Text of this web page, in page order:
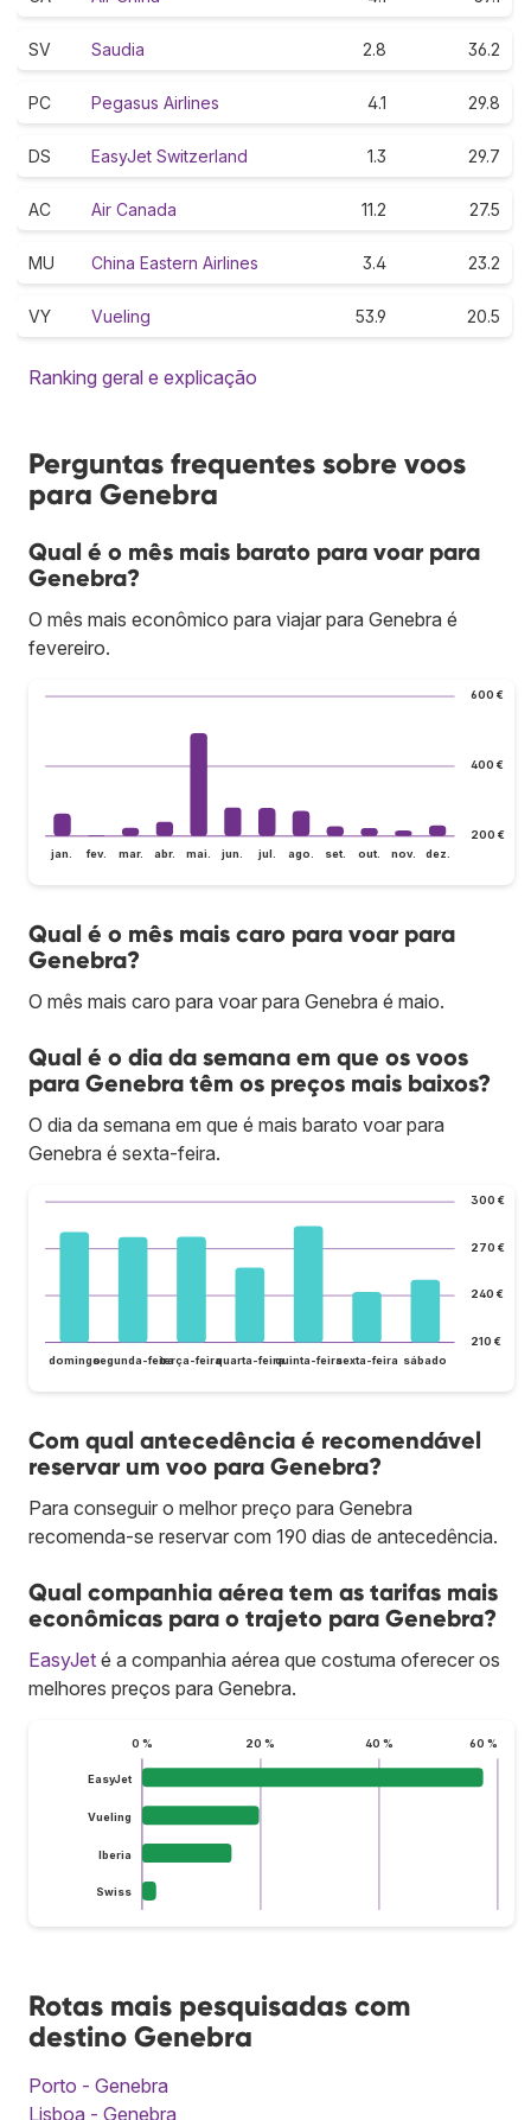
SV Saudia 2.8 36.2
PC Pegasus Airlines 4.1 29.8
DS EasyJet Switzerland 1.3 29.7
AC Air Canada 11.2 27.5
MU China Eastern Airlines 3.4 23.2
VY Vueling 53.9 20.5
Ranking geral e explicação
Perguntas frequentes sobre voos
para Genebra
Qual é o mês mais barato para voar para
Genebra?
O mês mais econômico para viajar para Genebra é
fevereiro.
200 €
400 €
600 €
jan. fev. mar. abr. mai. jun. jul. ago. set. out. nov. dez.
Qual é o mês mais caro para voar para
Genebra?
O mês mais caro para voar para Genebra é maio.
Qual é o dia da semana em que os voos
para Genebra têm os preços mais baixos?
O dia da semana em que é mais barato voar para
Genebra é sexta-feira.
210 €
240 €
270 €
300 €
domingosegunda-feiraterça-feiraquarta-feiraquinta-feirasexta-feira sábado
Com qual antecedência é recomendável
reservar um voo para Genebra?
Para conseguir o melhor preço para Genebra
recomenda-se reservar com 190 dias de antecedência.
Qual companhia aérea tem as tarifas mais
econômicas para o trajeto para Genebra?
EasyJet é a companhia aérea que costuma oferecer os
melhores preços para Genebra.
0 % 20 % 40 % 60 %
EasyJet
Vueling
Iberia
Swiss
Rotas mais pesquisadas com
destino Genebra
Porto - Genebra
Lisboa - Genebra